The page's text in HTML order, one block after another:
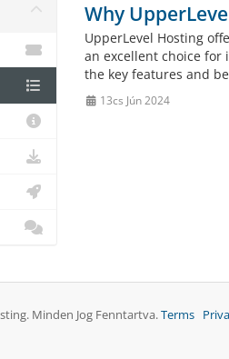
Why
UpperLevel Hosting
an excellent choice for
the key features and
13cs Jún 2024
Minden Jog Fenntartva.Terms